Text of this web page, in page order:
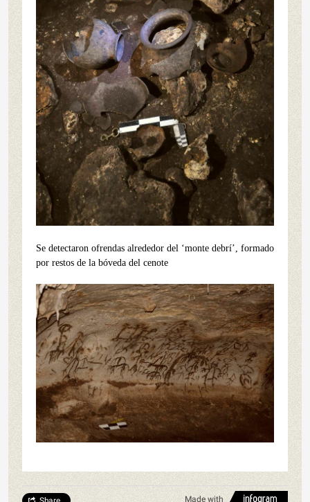
Se detectaron ofrendas alrededor del ‘monte debrí’, formado
por restos de la bóveda del cenote
Made with